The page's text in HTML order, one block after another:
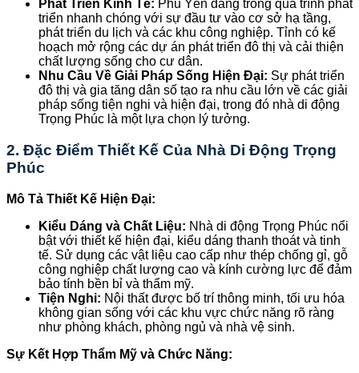
Phát Triển Kinh Tế: Phú Yên đang trong quá trình phát
triển nhanh chóng với sự đầu tư vào cơ sở hạ tầng,
phát triển du lịch và các khu công nghiệp. Tỉnh có kế
hoạch mở rộng các dự án phát triển đô thị và cải thiện
chất lượng sống cho cư dân.
Nhu Cầu Về Giải Pháp Sống Hiện Đại: Sự phát triển
đô thị và gia tăng dân số tạo ra nhu cầu lớn về các giải
pháp sống tiện nghi và hiện đại, trong đó nhà di động
Trọng Phúc là một lựa chọn lý tưởng.
2. Đặc Điểm Thiết Kế Của Nhà Di Động Trọng
Phúc
Mô Tả Thiết Kế Hiện Đại:
Kiểu Dáng và Chất Liệu: Nhà di động Trọng Phúc nổi
bật với thiết kế hiện đại, kiểu dáng thanh thoát và tinh
tế. Sử dụng các vật liệu cao cấp như thép chống gỉ, gỗ
công nghiệp chất lượng cao và kính cường lực để đảm
bảo tính bền bỉ và thẩm mỹ.
Tiện Nghi: Nội thất được bố trí thông minh, tối ưu hóa
không gian sống với các khu vực chức năng rõ ràng
như phòng khách, phòng ngủ và nhà vệ sinh.
Sự Kết Hợp Thẩm Mỹ và Chức Năng: